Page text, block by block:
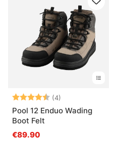
Bewertung:(4)
4.8 von 5
Pool 12 Enduo Wading
Boot Felt
€89.90